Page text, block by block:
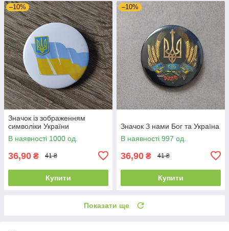
–10%
Значок із зображенням
символіки України
В наявності 1000 од.
36,90 ₴ 41 ₴
Купити
–10%
Значок З нами Бог та Україна
В наявності 997 од.
36,90 ₴ 41 ₴
Купити
Показати ще